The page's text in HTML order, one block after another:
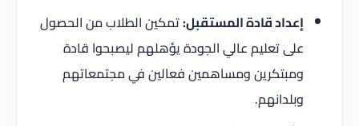
إعداد قادة المستقبل:تمكين الطلاب من الحصول
على تعليم عالي الجودة يؤهلهم ليصبحوا قادة
ومبتكرين ومساهمين فعالين في مجتمعاتهم
وبلدانهم.